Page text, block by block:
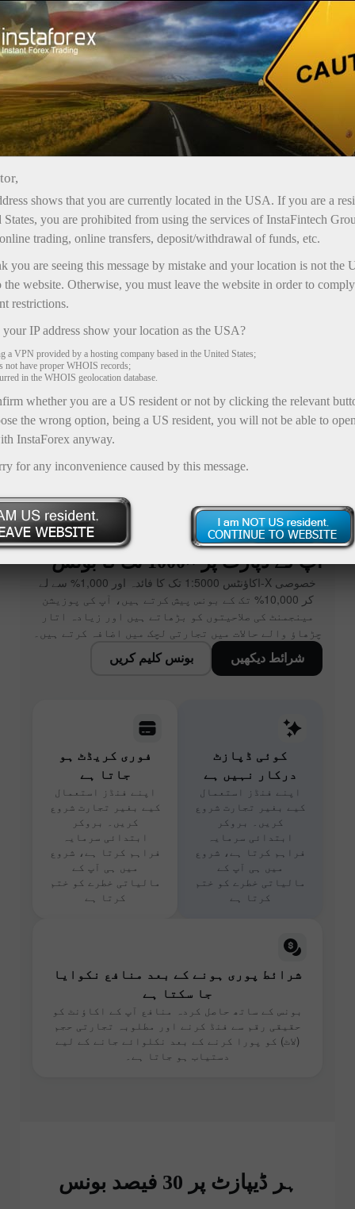
تشہری مہمات
انسٹا فاریکس بونس
بونس زیادہ سے زیادہ رقم، اکاؤنٹ میں
کریڈٹ کرنے کی شرائط، اور ٹریڈنگ میں
ہیں۔
کسی بھی بونس کے ساتھ ٹریڈنگ سے حاصل ہونے
والے منافع کو بغیر کسی پابندی کے اکاؤنٹ
سے نکالا جا سکتا ہے
آپ کے ڈپازٹ پر ×1000 تک کا بونس
خصوصی X-اکاؤنٹس 1:5000 تک کا فائدہ اور 1,000% سے لے
کر 10,000% تک کے بونس پیش کرتے ہیں، آپ کی پوزیشن
مینجمنٹ کی صلاحیتوں کو بڑھاتے ہیں اور زیادہ اتار
چڑھاؤ والے حالات میں تجارتی لچک میں اضافہ کرتے ہیں۔
شرائط دیکھیں بونس کلیم کریں
کوئی ڈپازٹ
درکار نہیں ہے
اپنے فنڈز استعمال
کیے بغیر تجارت شروع
کریں۔ بروکر
ابتدائی سرمایہ
فراہم کرتا ہے، شروع
میں ہی آپ کے
مالیاتی خطرے کو ختم
کرتا ہے
فوری کریڈٹ ہو
جاتا ہے
اپنے فنڈز استعمال
کیے بغیر تجارت شروع
کریں۔ بروکر
ابتدائی سرمایہ
فراہم کرتا ہے، شروع
میں ہی آپ کے
مالیاتی خطرے کو ختم
کرتا ہے
شرائط پوری ہونے کے بعد منافع نکوایا
جا سکتا ہے
بونس کے ساتھ حاصل کردہ منافع آپ کے اکاؤنٹ کو
حقیقی رقم سے فنڈ کرنے اور مطلوبہ تجارتی حجم
(لاٹ) کو پورا کرنے کے بعد نکلوائے جانے کے لیے
دستیاب ہو جاتا ہے۔
ہر ڈیپازٹ پر 30 فیصد بونس
shows that you are currently located in the USA. If you are a
States, you are prohibited from using the services of InstaFintech
trading, online transfers, deposit/withdrawal of funds, etc.
you are seeing this message by mistake and your location is not the
the website. Otherwise, you must leave the website in order to
restrictions.
IP address show your location as the USA?
a VPN provided by a hosting company based in the United States;
not have proper WHOIS records;
in the WHOIS geolocation database.
whether you are a US resident or not by clicking the relevant
the wrong option, being a US resident, you will not be able to
InstaForex anyway.
for any inconvenience caused by this message.